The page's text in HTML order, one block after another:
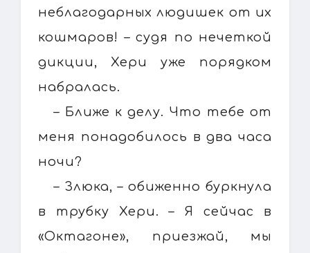
неблагодарных людишек от их
кошмаров! – судя по нечеткой
дикции, Хери уже порядком
набралась.
– Ближе к делу. Что тебе от
меня понадобилось в два часа
ночи?
– Злюка, – обиженно буркнула
в трубку Хери. – Я сейчас в
«Октагоне», приезжай, мы